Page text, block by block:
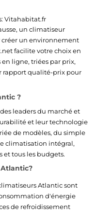
Vitahabitat.fr
un climatiseur
un environnement
facilite votre choix en
ligne, triées par prix,
rapport qualité-prix pour
?
leaders du marché et
et leur technologie
de modèles, du simple
climatisation intégral,
et tous les budgets.
Atlantic sont
d'énergie
de refroidissement